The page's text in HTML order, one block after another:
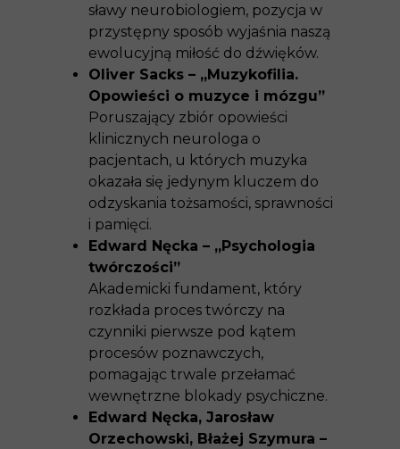
sławy neurobiologiem, pozycja w
przystępny sposób wyjaśnia naszą
ewolucyjną miłość do dźwięków.
Oliver Sacks – „Muzykofilia.
Opowieści o muzyce i mózgu”
Poruszający zbiór opowieści
klinicznych neurologa o
pacjentach, u których muzyka
okazała się jedynym kluczem do
odzyskania tożsamości, sprawności
i pamięci.
Edward Nęcka – „Psychologia
twórczości”
Akademicki fundament, który
rozkłada proces twórczy na
czynniki pierwsze pod kątem
procesów poznawczych,
pomagając trwale przełamać
wewnętrzne blokady psychiczne.
Edward Nęcka, Jarosław
Orzechowski, Błażej Szymura –